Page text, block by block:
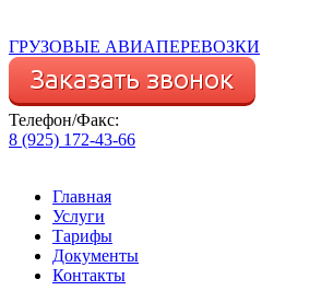
ГРУЗОВЫЕ АВИАПЕРЕВОЗКИ
Телефон/Факс:
8 (925) 172-43-66
Главная
Услуги
Тарифы
Документы
Контакты